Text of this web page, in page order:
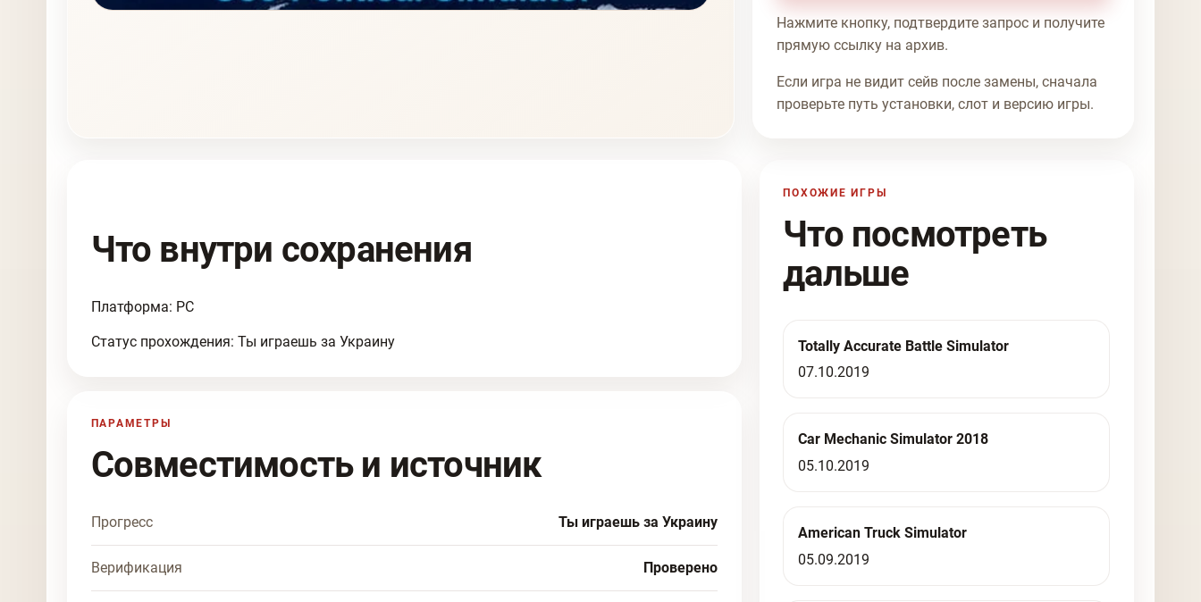
Нажмите кнопку, подтвердите запрос и получите
прямую ссылку на архив.
Если игра не видит сейв после замены, сначала
проверьте путь установки, слот и версию игры.
Что внутри сохранения
Платформа: PC
Статус прохождения: Ты играешь за Украину
ПАРАМЕТРЫ
Совместимость и источник
Прогресс Ты играешь за Украину
Верификация Проверено
ПОХОЖИЕ ИГРЫ
Что посмотреть
дальше
Totally Accurate Battle Simulator
07.10.2019
Car Mechanic Simulator 2018
05.10.2019
American Truck Simulator
05.09.2019